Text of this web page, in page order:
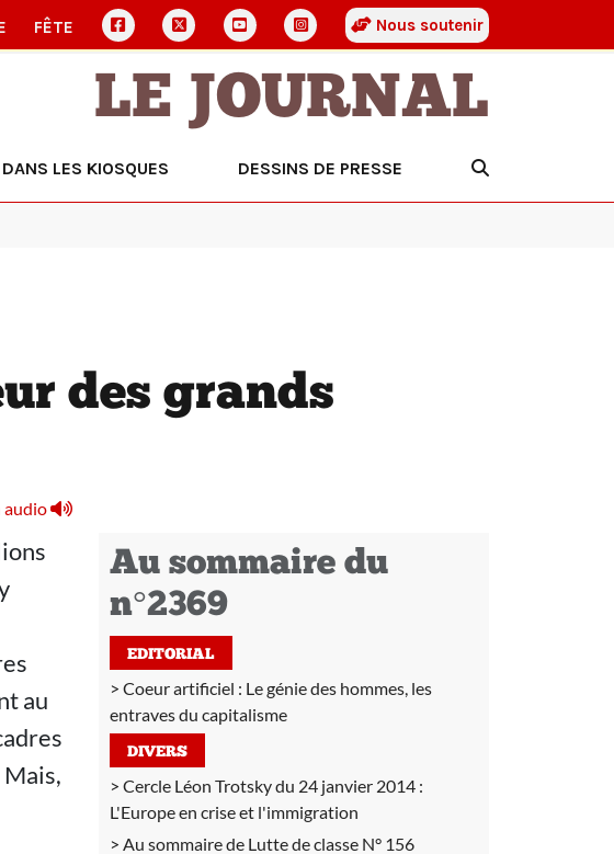
FÊTE Nous soutenir
LE JOURNAL
DANS LES KIOSQUES DESSINS DE PRESSE
des grands
audio
au
Au sommaire du
n°2369
EDITORIAL
Coeur artificiel : Le génie des hommes, les
entraves du capitalisme
DIVERS
Cercle Léon Trotsky du 24 janvier 2014 :
L'Europe en crise et l'immigration
Au sommaire de Lutte de classe N° 156